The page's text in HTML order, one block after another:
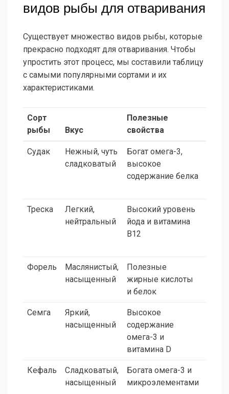
видов рыбы для отваривания
Существует множество видов рыбы, которые
прекрасно подходят для отваривания. Чтобы
упростить этот процесс, мы составили таблицу
с самыми популярными сортами и их
характеристиками.
Сорт
рыбы
Вкус
Полезные
свойства
Судак
Нежный, чуть
сладковатый
Богат омега-3,
высокое
содержание белка
Треска
Легкий,
нейтральный
Высокий уровень
йода и витамина
B12
Форель
Маслянистый,
насыщенный
Полезные
жирные кислоты
и белок
Семга
Яркий,
насыщенный
Высокое
содержание
омега-3 и
витамина D
Кефаль
Сладковатый,
насыщенный
Богата омега-3 и
микроэлементами